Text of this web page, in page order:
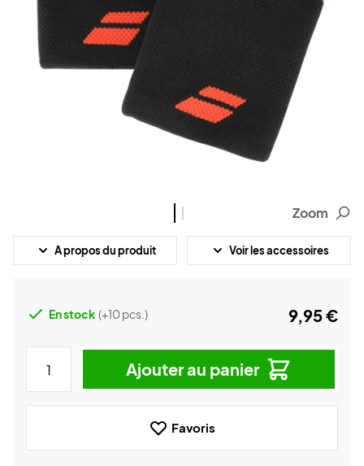
Zoom
A propos du produit Voir les accessoires
En stock (+10 pcs.) 9,95 €
Ajouter au panier
Favoris